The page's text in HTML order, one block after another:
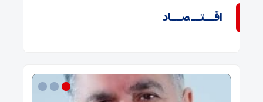
اقــتــصــاد